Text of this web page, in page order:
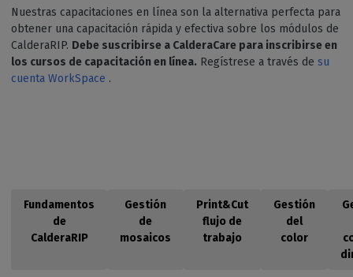
Nuestras capacitaciones en línea son la alternativa perfecta para
obtener una capacitación rápida y efectiva sobre los módulos de
CalderaRIP. Debe suscribirse a CalderaCare para inscribirse en
los cursos de capacitación en línea. Regístrese a través de su
cuenta WorkSpace .
Fundamentos
de
CalderaRIP
Gestión
de
mosaicos
Print&Cut
flujo de
trabajo
Gestión
del
color